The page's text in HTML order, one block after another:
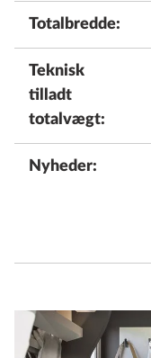
Totalbredde:
Teknisk
tilladt
totalvægt:
Nyheder: